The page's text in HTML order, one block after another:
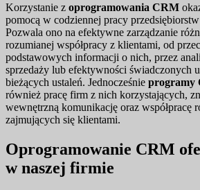
Korzystanie z oprogramowania CRM
pomocą w codziennej pracy
Pozwala ono na efektywne zarządzanie
rozumianej współpracy z klientami, od
podstawowych informacji o nich, przez
sprzedaży lub efektywności świadczonych
bieżących ustaleń. Jednocześnie programy
również pracę firm z nich korzystających,
wewnętrzną komunikację oraz współpracę
zajmujących się klientami.
Oprogramowanie CRM
w naszej firmie